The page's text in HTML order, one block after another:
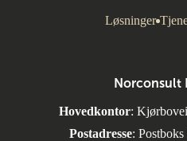
Løsninger
Norconsult
Hovedkontor:
Postadresse: